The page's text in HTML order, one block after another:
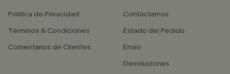
Política de Privacidad
Términos & Condiciones
Comentarios de Clientes
Contactarnos
Estado del Pedido
Envío
Devoluciones